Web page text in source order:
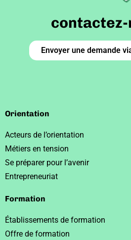
contactez-
Envoyer une demande
Orientation
Acteurs de l’orientation
Métiers en tension
Se préparer pour l’avenir
Entrepreneuriat
Formation
Établissements de formation
Offre de formation